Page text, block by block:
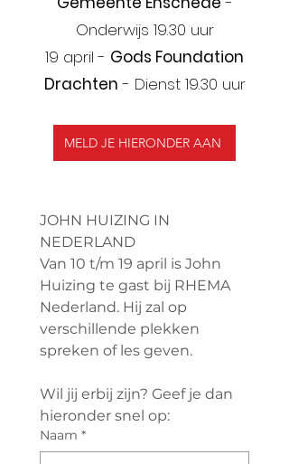
Onderwijs 19.30 uur
19 april - Gods Foundation
Drachten - Dienst 19.30 uur
MELD JE HIERONDER AAN
JOHN HUIZING IN
NEDERLAND
Van 10 t/m 19 april is John
Huizing te gast bij RHEMA
Nederland. Hij zal op
verschillende plekken
spreken of les geven.
Wil jij erbij zijn? Geef je dan
hieronder snel op:
Naam *